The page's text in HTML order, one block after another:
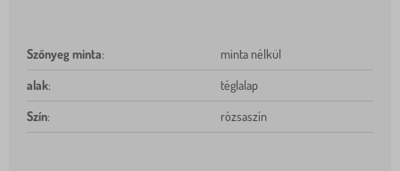
Szőnyeg minta: minta nélkül
alak: téglalap
Szín: rózsaszín